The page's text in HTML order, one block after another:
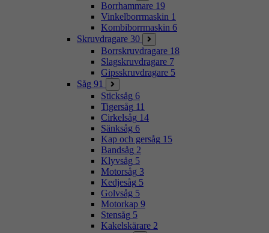
Borrhammare 19
Vinkelborrmaskin 1
Kombiborrmaskin 6
Skruvdragare 30
Borrskruvdragare 18
Slagskruvdragare 7
Gipsskruvdragare 5
Såg 91
Sticksåg 6
Tigersåg 11
Cirkelsåg 14
Sänksåg 6
Kap och gersåg 15
Bandsåg 2
Klyvsåg 5
Motorsåg 3
Kedjesåg 5
Golvsåg 5
Motorkap 9
Stensåg 5
Kakelskärare 2